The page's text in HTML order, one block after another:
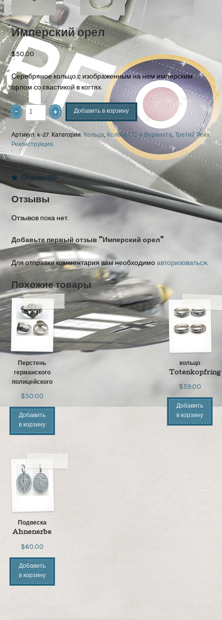
Имперский орел
$50.00
Серебряное кольцо с изображенным на нем имперским
орлом со свастикой в когтях.
Добавить в корзину
Артикул: k-27. Категории: Кольца, Кольца СС и Вермахта, Третий Рейх.
Реконструкция.
Отзывы (0)
Отзывы
Отзывов пока нет.
Добавьте первый отзыв “Имперский орел”
Для отправки комментария вам необходимоавторизоваться.
Похожие товары
Перстень
германского
полицейского
$50.00
Добавить
в корзину
кольцо
Totenkopfring
$59.00
Добавить
в корзину
Подвеска
Ahnenerbe
$60.00
Добавить
в корзину